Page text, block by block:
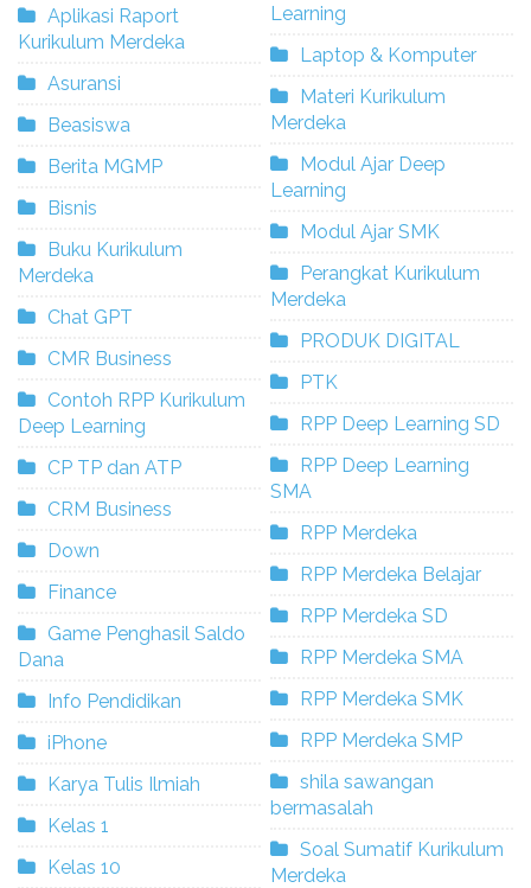
Aplikasi Raport
Kurikulum Merdeka
Asuransi
Beasiswa
Berita MGMP
Bisnis
Buku Kurikulum
Merdeka
Chat GPT
CMR Business
Contoh RPP Kurikulum
Deep Learning
CP TP dan ATP
CRM Business
Down
Finance
Game Penghasil Saldo
Dana
Info Pendidikan
iPhone
Karya Tulis Ilmiah
Kelas 1
Kelas 10
Learning
Laptop & Komputer
Materi Kurikulum
Merdeka
Modul Ajar Deep
Learning
Modul Ajar SMK
Perangkat Kurikulum
Merdeka
PRODUK DIGITAL
PTK
RPP Deep Learning SD
RPP Deep Learning
SMA
RPP Merdeka
RPP Merdeka Belajar
RPP Merdeka SD
RPP Merdeka SMA
RPP Merdeka SMK
RPP Merdeka SMP
shila sawangan
bermasalah
Soal Sumatif Kurikulum
Merdeka